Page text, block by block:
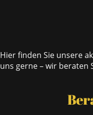
Hier finden Sie unsere
uns gerne – wir beraten